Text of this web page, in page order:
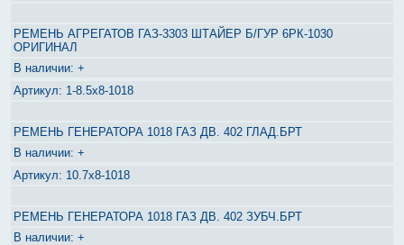
РЕМЕНЬ АГРЕГАТОВ ГАЗ-3303 ШТАЙЕР Б/ГУР 6РК-1030
ОРИГИНАЛ
+
1-8.5х8-1018
РЕМЕНЬ ГЕНЕРАТОРА 1018 ГАЗ ДВ. 402 ГЛАД.БРТ
+
10.7х8-1018
РЕМЕНЬ ГЕНЕРАТОРА 1018 ГАЗ ДВ. 402 ЗУБЧ.БРТ
+